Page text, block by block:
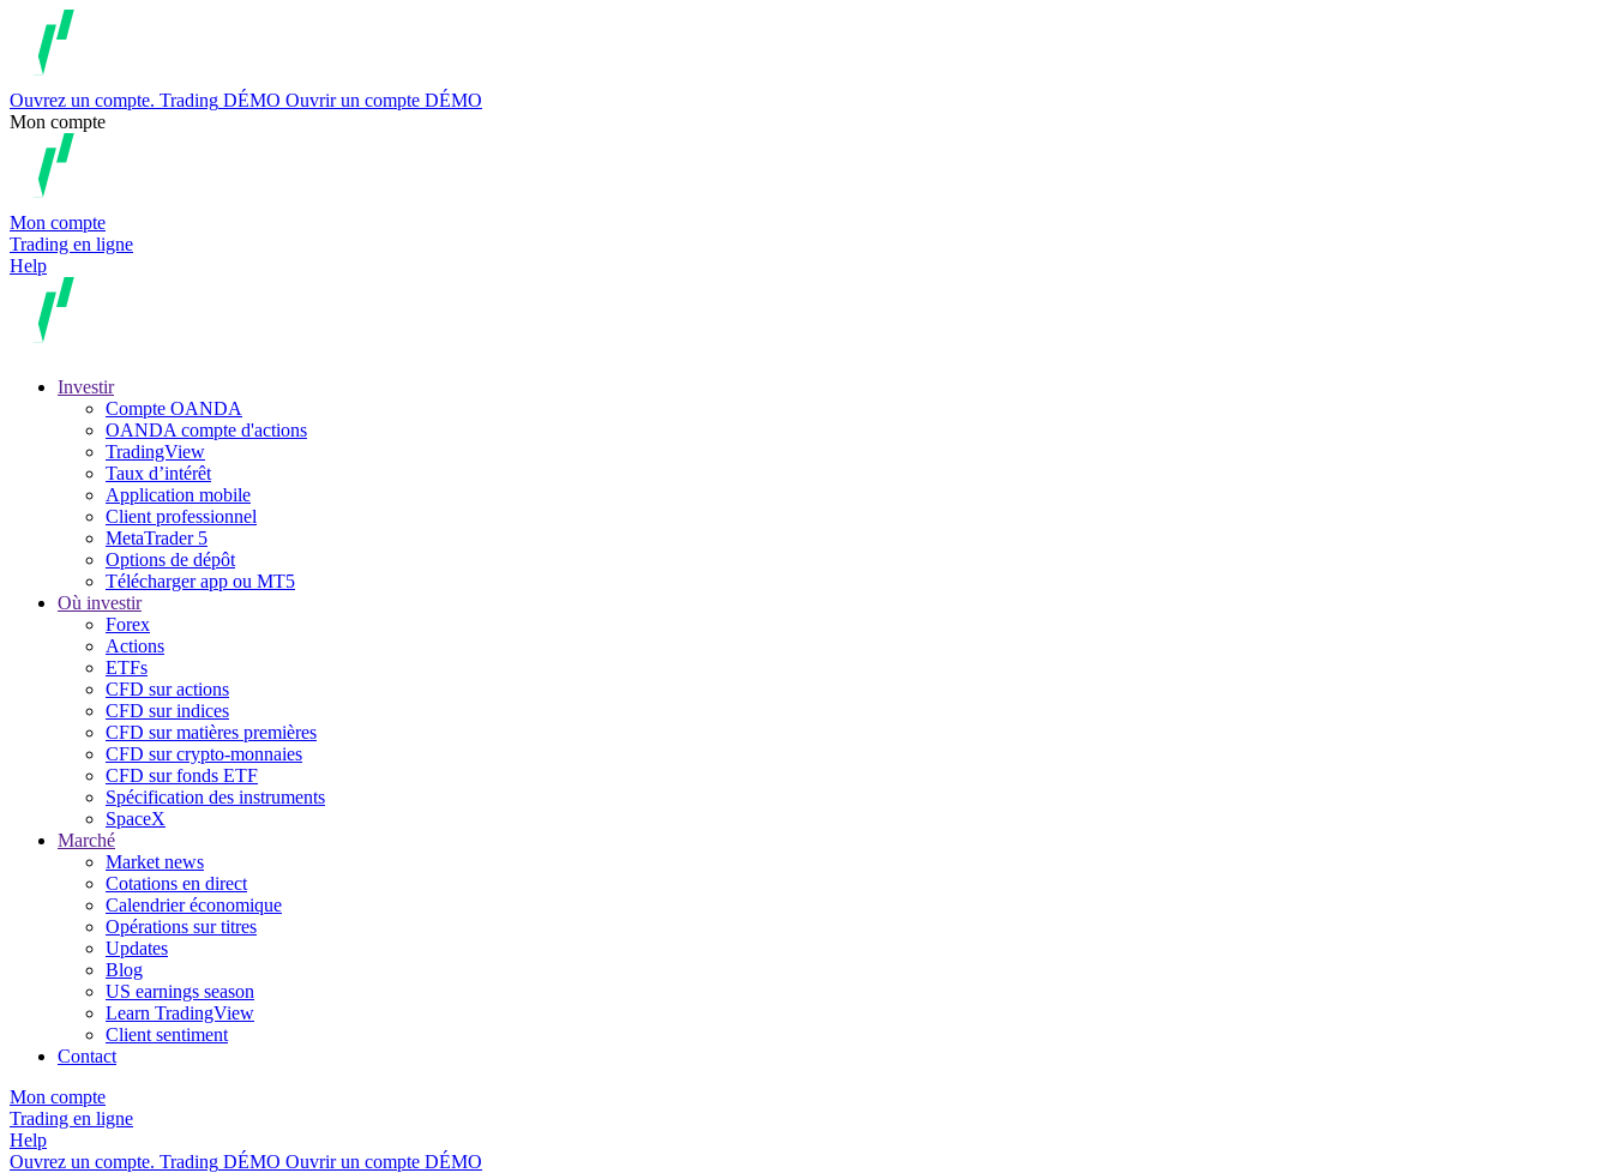
Ouvrez un compte. Trading DÉMO Ouvrir un compte DÉMO
Mon compte
Mon compte
Trading en ligne
Help
Investir
Compte OANDA
OANDA compte d'actions
TradingView
Taux d’intérêt
Application mobile
Client professionnel
MetaTrader 5
Options de dépôt
Télécharger app ou MT5
Où investir
Forex
Actions
ETFs
CFD sur actions
CFD sur indices
CFD sur matières premières
CFD sur crypto-monnaies
CFD sur fonds ETF
Spécification des instruments
SpaceX
Marché
Market news
Cotations en direct
Calendrier économique
Opérations sur titres
Updates
Blog
US earnings season
Learn TradingView
Client sentiment
Contact
Mon compte
Trading en ligne
Help
Ouvrez un compte. Trading DÉMO Ouvrir un compte DÉMO